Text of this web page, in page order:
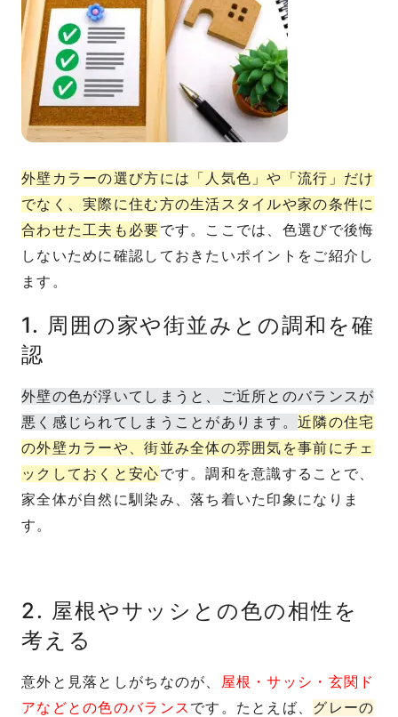
外壁カラーの選び方には「人気色」や「流行」だけ
でなく、実際に住む方の生活スタイルや家の条件に
合わせた工夫も必要です。ここでは、色選びで後悔
しないために確認しておきたいポイントをご紹介し
ます。
1. 周囲の家や街並みとの調和を確
認
外壁の色が浮いてしまうと、ご近所とのバランスが
悪く感じられてしまうことがあります。近隣の住宅
の外壁カラーや、街並み全体の雰囲気を事前にチェ
ックしておくと安心です。調和を意識することで、
家全体が自然に馴染み、落ち着いた印象になりま
す。
2. 屋根やサッシとの色の相性を
考える
意外と見落としがちなのが、 屋根・サッシ・玄関ド
アなどとの色のバランス です。たとえば、 グレーの